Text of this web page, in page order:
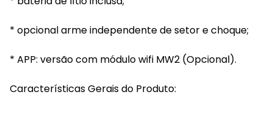
* opcional arme independente de setor e choque;
* APP: versão com módulo wifi MW2 (Opcional).
Características Gerais do Produto: